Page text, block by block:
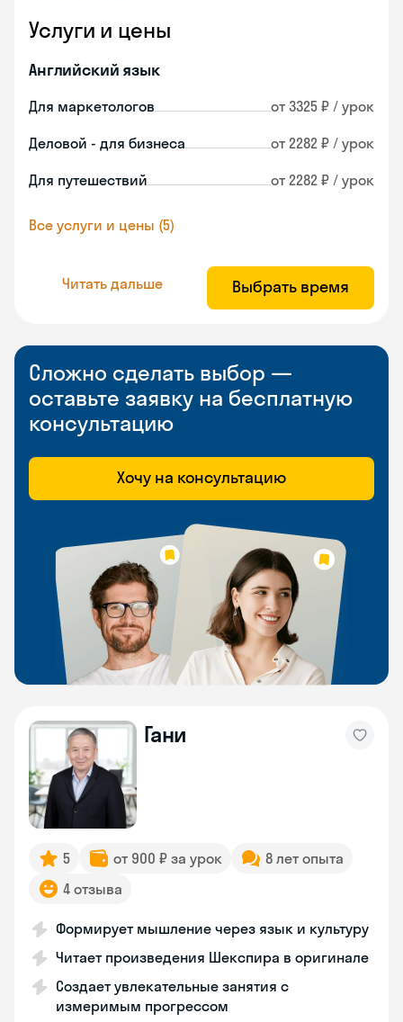
Услуги и цены
Английский язык
Для маркетологов от 3325 ₽ / урок
Деловой - для бизнеса от 2282 ₽ / урок
Для путешествий от 2282 ₽ / урок
Все услуги и цены (5)
Читать дальше Выбрать время
Сложно сделать выбор —
оставьте заявку на бесплатную
консультацию
Хочу на консультацию
Гани
5 от 900 ₽ за урок
8 лет опыта
4 отзыва
Формирует мышление через язык и культуру
Читает произведения Шекспира в оригинале
Создает увлекательные занятия с
измеримым прогрессом